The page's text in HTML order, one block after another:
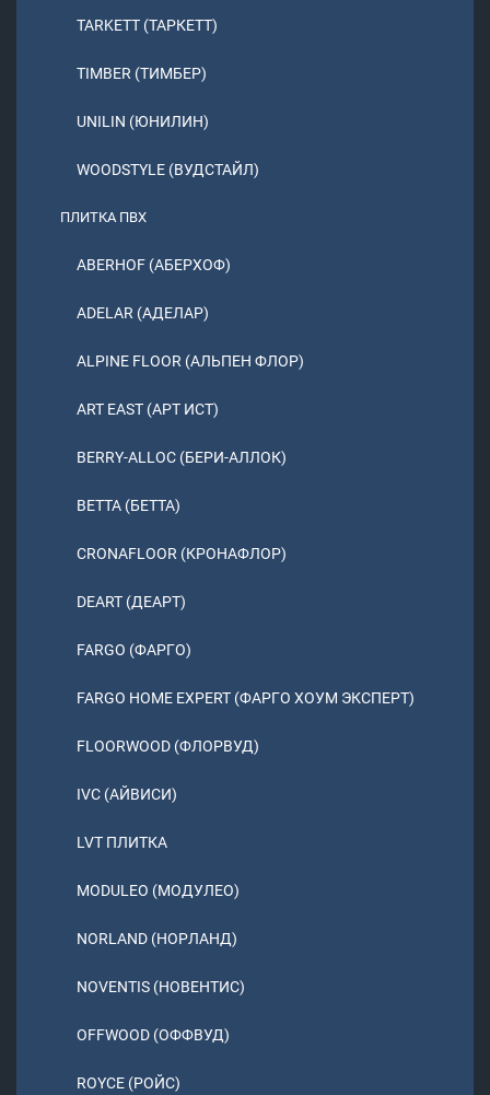
TARKETT (ТАРКЕТТ)
TIMBER (ТИМБЕР)
UNILIN (ЮНИЛИН)
WOODSTYLE (ВУДСТАЙЛ)
ПЛИТКА ПВХ
ABERHOF (АБЕРХОФ)
ADELAR (АДЕЛАР)
ALPINE FLOOR (АЛЬПЕН ФЛОР)
ART EAST (АРТ ИСТ)
BERRY-ALLOC (БЕРИ-АЛЛОК)
BETTA (БЕТТА)
CRONAFLOOR (КРОНАФЛОР)
DEART (ДЕАРТ)
FARGO (ФАРГО)
FARGO HOME EXPERT (ФАРГО ХОУМ ЭКСПЕРТ)
FLOORWOOD (ФЛОРВУД)
IVC (АЙВИСИ)
LVT ПЛИТКА
MODULEO (МОДУЛЕО)
NORLAND (НОРЛАНД)
NOVENTIS (НОВЕНТИС)
OFFWOOD (ОФФВУД)
ROYCE (РОЙС)